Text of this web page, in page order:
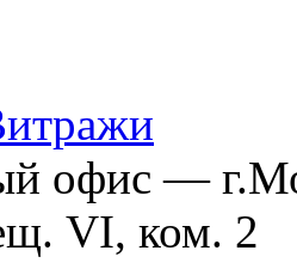
офис —
VI, ком. 2